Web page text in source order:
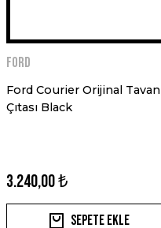
Ford
Ford Courier Orijinal Tavan
Çıtası Black
3.240,00 ₺
Sepete Ekle